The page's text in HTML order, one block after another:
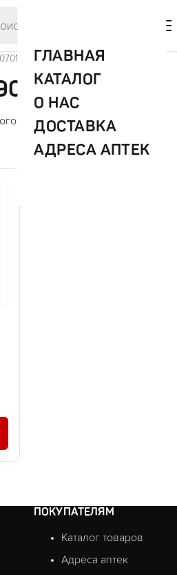
ГЛАВНАЯ
КАТАЛОГ
О НАС
ДОСТАВКА
АДРЕСА АПТЕК
товара
ПОКУПАТЕЛЯМ
Каталог товаров
Адреса аптек